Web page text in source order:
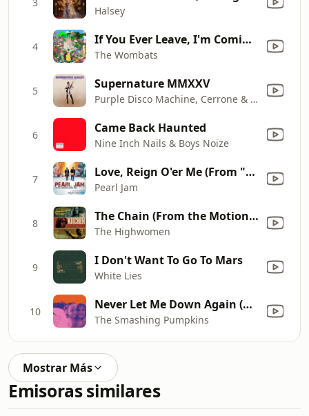
Halsey
4 If You Ever Leave, I'm Coming with You
The Wombats
5 Supernature MMXXV
Purple Disco Machine, Cerrone & Christine and the Queens
6 Came Back Haunted
Nine Inch Nails & Boys Noize
7 Love, Reign O'er Me (From "Reign Over Me")
Pearl Jam
8 The Chain (From the Motion Picture Soundtrack "The Kitchen")
The Highwomen
9 I Don't Want To Go To Mars
White Lies
10 Never Let Me Down Again (BBC Session)
The Smashing Pumpkins
Mostrar Más
Emisoras similares